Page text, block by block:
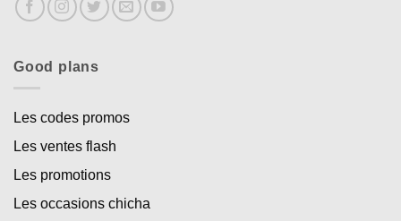
Good plans
Les codes promos
Les ventes flash
Les promotions
Les occasions chicha